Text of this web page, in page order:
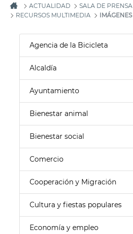
ACTUALIDAD
SALA DE PRENSA
RECURSOS MULTIMEDIA
IMÁGENES
Agencia de la Bicicleta
Alcaldía
Ayuntamiento
Bienestar animal
Bienestar social
Comercio
Cooperación y Migración
Cultura y fiestas populares
Economía y empleo